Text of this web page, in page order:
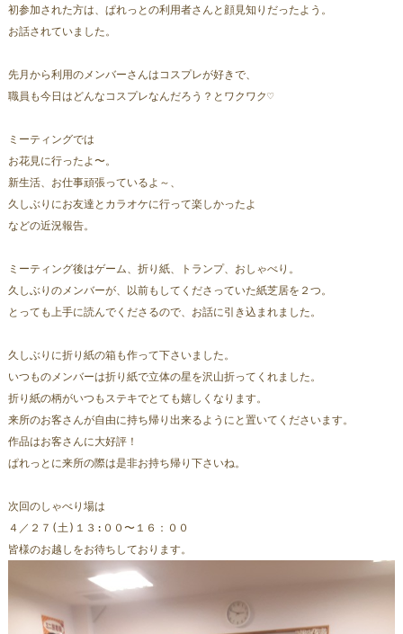
初参加された方は、ぱれっとの利用者さんと顔見知りだったよう。
お話されていました。
先月から利用のメンバーさんはコスプレが好きで、
職員も今日はどんなコスプレなんだろう？とワクワク♡
ミーティングでは
お花見に行ったよ〜。
新生活、お仕事頑張っているよ～、
久しぶりにお友達とカラオケに行って楽しかったよ
などの近況報告。
ミーティング後はゲーム、折り紙、トランプ、おしゃべり。
久しぶりのメンバーが、以前もしてくださっていた紙芝居を２つ。
とっても上手に読んでくださるので、お話に引き込まれました。
久しぶりに折り紙の箱も作って下さいました。
いつものメンバーは折り紙で立体の星を沢山折ってくれました。
折り紙の柄がいつもステキでとても嬉しくなります。
来所のお客さんが自由に持ち帰り出来るようにと置いてくださいます。
作品はお客さんに大好評！
ぱれっとに来所の際は是非お持ち帰り下さいね。
次回のしゃべり場は
４／２７(土)１３:００〜１６：００
皆様のお越しをお待ちしております。